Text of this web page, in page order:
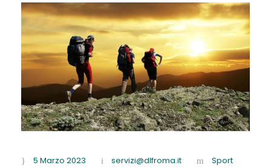
5 Marzo 2023 servizi@dlfroma.it Sport